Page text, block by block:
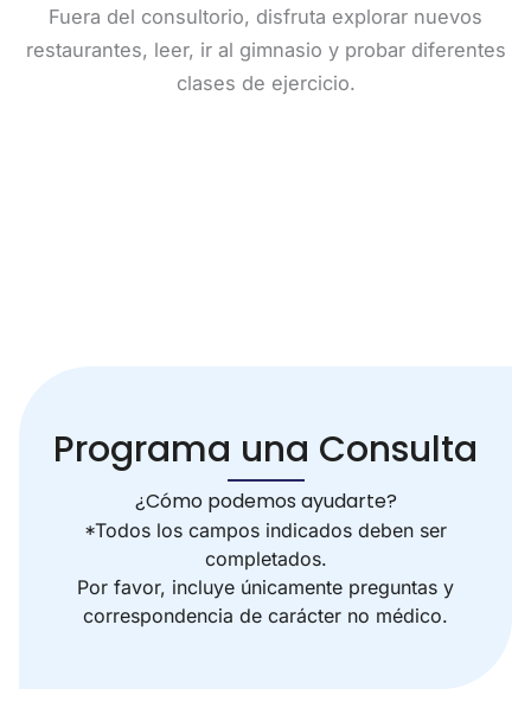
Fuera del consultorio, disfruta explorar nuevos
restaurantes, leer, ir al gimnasio y probar diferentes
clases de ejercicio.
Programa una Consulta
¿Cómo podemos ayudarte?
*Todos los campos indicados deben ser
completados.
Por favor, incluye únicamente preguntas y
correspondencia de carácter no médico.